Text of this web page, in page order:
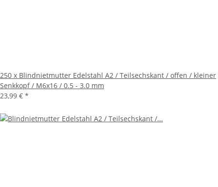
250 x Blindnietmutter Edelstahl A2 / Teilsechskant / offen / kleiner
Senkkopf / M6x16 / 0.5 - 3.0 mm
23,99 € *